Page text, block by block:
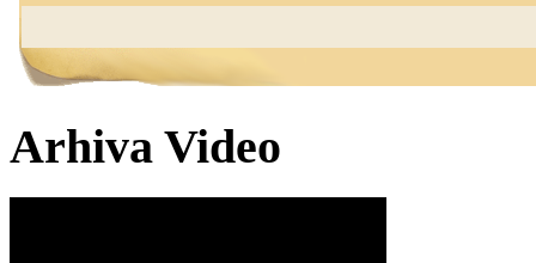
Arhiva Video